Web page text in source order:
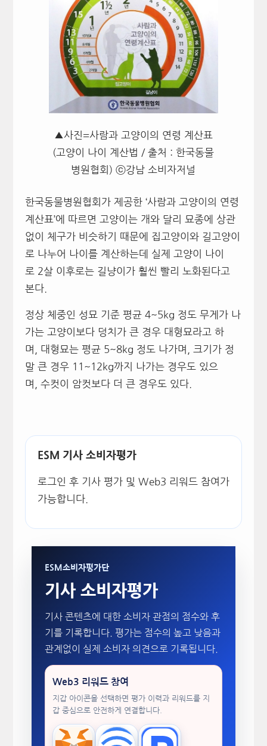
▲사진=사람과 고양이의 연령 계산표
(고양이 나이 계산법 / 출처 : 한국동물
병원협회) ⓒ강남 소비자저널
한국동물병원협회가 제공한 ‘사람과 고양이의 연령
계산표’에 따르면 고양이는 개와 달리 묘종에 상관
없이 체구가 비슷하기 때문에 집고양이와 길고양이
로 나누어 나이를 계산하는데 실제 고양이 나이
로 2살 이후로는 길냥이가 훨씬 빨리 노화된다고
본다.
정상 체중인 성묘 기준 평균 4~5kg 정도 무게가 나
가는 고양이보다 덩치가 큰 경우 대형묘라고 하
며, 대형묘는 평균 5~8kg 정도 나가며, 크기가 정
말 큰 경우 11~12kg까지 나가는 경우도 있으
며, 수컷이 암컷보다 더 큰 경우도 있다.
ESM 기사 소비자평가
로그인 후 기사 평가 및 Web3 리워드 참여가
가능합니다.
ESM소비자평가단
기사 소비자평가
기사 콘텐츠에 대한 소비자 관점의 점수와 후
기를 기록합니다. 평가는 점수의 높고 낮음과
관계없이 실제 소비자 의견으로 기록됩니다.
Web3 리워드 참여
지갑 아이콘을 선택하면 평가 이력과 리워드를 지
갑 중심으로 안전하게 연결합니다.